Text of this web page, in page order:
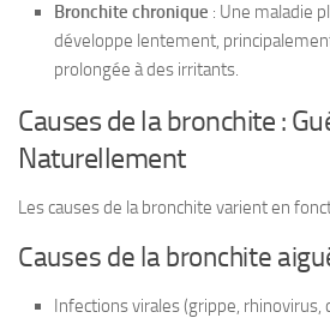
Bronchite chronique : Une maladie
développe lentement,
prolongée à des irritants.
Causes de la bronchite :
Naturellement
Les causes de la bronchite varient en
Causes de la bronchite
Infections virales (grippe, rhinovirus,